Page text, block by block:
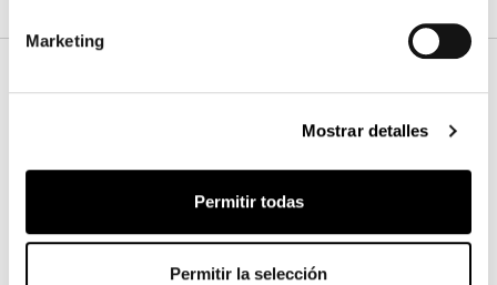
Marketing
Mostrar detalles
Permitir todas
Permitir la selección
Para descargar 3D, 2D, imágenes y otras